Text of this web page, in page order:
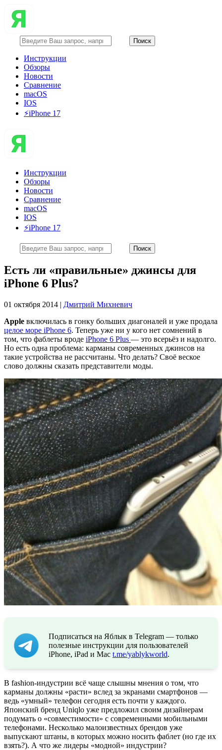
Инструкции
Обзоры
Новости
Сравнение
macOS
IOS
⚡️iPhone 17
Инструкции
Обзоры
Новости
Сравнение
macOS
IOS
⚡️iPhone 17
Есть ли «правильные» джинсы для
iPhone 6 Plus?
01 октября 2014 | Дмитрий Михневич
Apple включилась в гонку больших диагоналей и уже продала
целое море iPhone 6. Теперь уже ни у кого нет сомнений в
том, что фаблеты вроде iPhone 6 Plus — это всерьёз и надолго.
Но есть одна проблема: карманы современных джинсов на
такие устройства не рассчитаны. Что делать? Своё веское
слово должны сказать представители моды.
Подписаться на Яблык в Telegram — только
полезные инструкции для пользователей
iPhone, iPad и Mac t.me/yablykworld.
В fashion-индустрии всё чаще слышны мнения о том, что
карманы должны «расти» вслед за экранами смартфонов —
ведь «умный» телефон сегодня есть почти у каждого.
Японский бренд Uniqlo уже предложил своим дизайнерам
подумать о «совместимости» с современными мобильными
телефонами. Несколько малоизвестных брендов уже
выпускают штаны, в которых можно носить фаблет (но где их
взять?). А что же лидеры «модной» индустрии?